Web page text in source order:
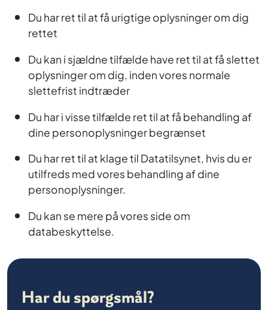
Du har ret til at få urigtige oplysninger om dig
rettet
Du kan i sjældne tilfælde have ret til at få slettet
oplysninger om dig, inden vores normale
slettefrist indtræder
Du har i visse tilfælde ret til at få behandling af
dine personoplysninger begrænset
Du har ret til at klage til Datatilsynet, hvis du er
utilfreds med vores behandling af dine
personoplysninger.
Du kan se mere på vores side om
databeskyttelse.
Har du spørgsmål?